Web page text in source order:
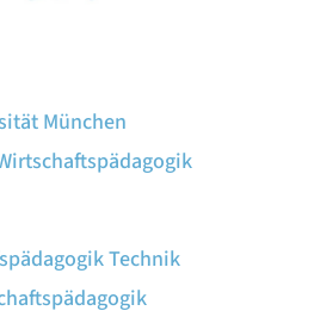
München
Technik